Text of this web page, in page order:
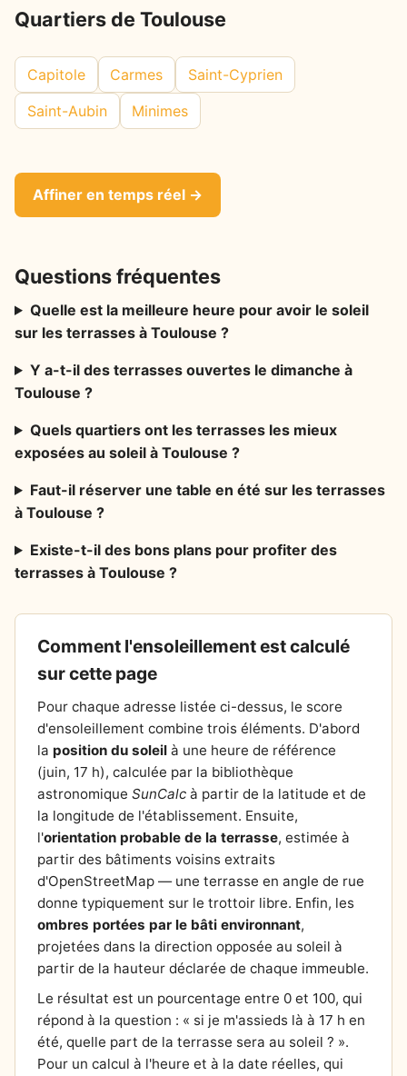
Quartiers de Toulouse
Capitole Carmes
Saint-Cyprien
Saint-Aubin
Minimes
Affiner en temps réel →
Questions fréquentes
Quelle est la meilleure heure pour avoir le soleil
sur les terrasses à Toulouse ?
Y a-t-il des terrasses ouvertes le dimanche à
Toulouse ?
Quels quartiers ont les terrasses les mieux
exposées au soleil à Toulouse ?
Faut-il réserver une table en été sur les terrasses
à Toulouse ?
Existe-t-il des bons plans pour profiter des
terrasses à Toulouse ?
Comment l'ensoleillement est calculé
sur cette page
Pour chaque adresse listée ci-dessus, le score
d'ensoleillement combine trois éléments. D'abord
la position du soleil à une heure de référence
(juin, 17 h), calculée par la bibliothèque
astronomique SunCalc à partir de la latitude et de
la longitude de l'établissement. Ensuite,
l'orientation probable de la terrasse, estimée à
partir des bâtiments voisins extraits
d'OpenStreetMap — une terrasse en angle de rue
donne typiquement sur le trottoir libre. Enfin, les
ombres portées par le bâti environnant,
projetées dans la direction opposée au soleil à
partir de la hauteur déclarée de chaque immeuble.
Le résultat est un pourcentage entre 0 et 100, qui
répond à la question : « si je m'assieds là à 17 h en
été, quelle part de la terrasse sera au soleil ? ».
Pour un calcul à l'heure et à la date réelles, qui